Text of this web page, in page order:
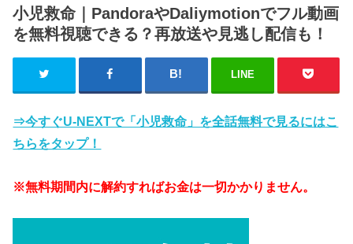
小児救命｜PandoraやDaliymotionでフル動画
を無料視聴できる？再放送や見逃し配信も！
LINE
⇒今すぐU-NEXTで「小児救命」を全話無料で見るにはこ
ちらをタップ！
※無料期間内に解約すればお金は一切かかりません。